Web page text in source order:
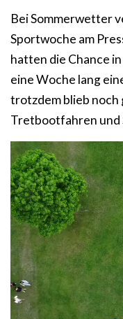
Bei Sommerwetter
Sportwoche am
hatten die Chance
eine Woche lang
trotzdem blieb noch
Tretbootfahren und